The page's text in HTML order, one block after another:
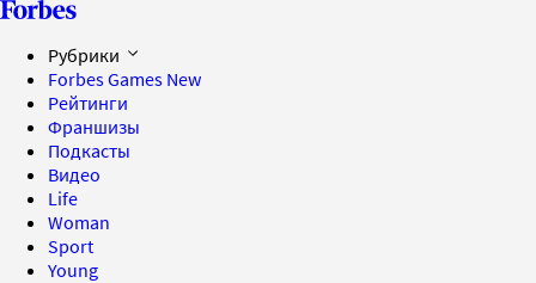
Рубрики
Forbes Games New
Рейтинги
Франшизы
Подкасты
Видео
Life
Woman
Sport
Young